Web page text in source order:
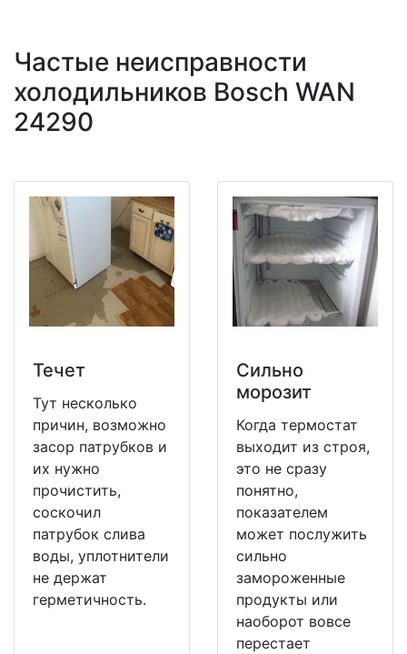
Частые неисправности
холодильников Bosch WAN
24290
Течет
Тут несколько
причин, возможно
засор патрубков и
их нужно
прочистить,
соскочил
патрубок слива
воды, уплотнители
не держат
герметичность.
Сильно
морозит
Когда термостат
выходит из строя,
это не сразу
понятно,
показателем
может послужить
сильно
замороженные
продукты или
наоборот вовсе
перестает